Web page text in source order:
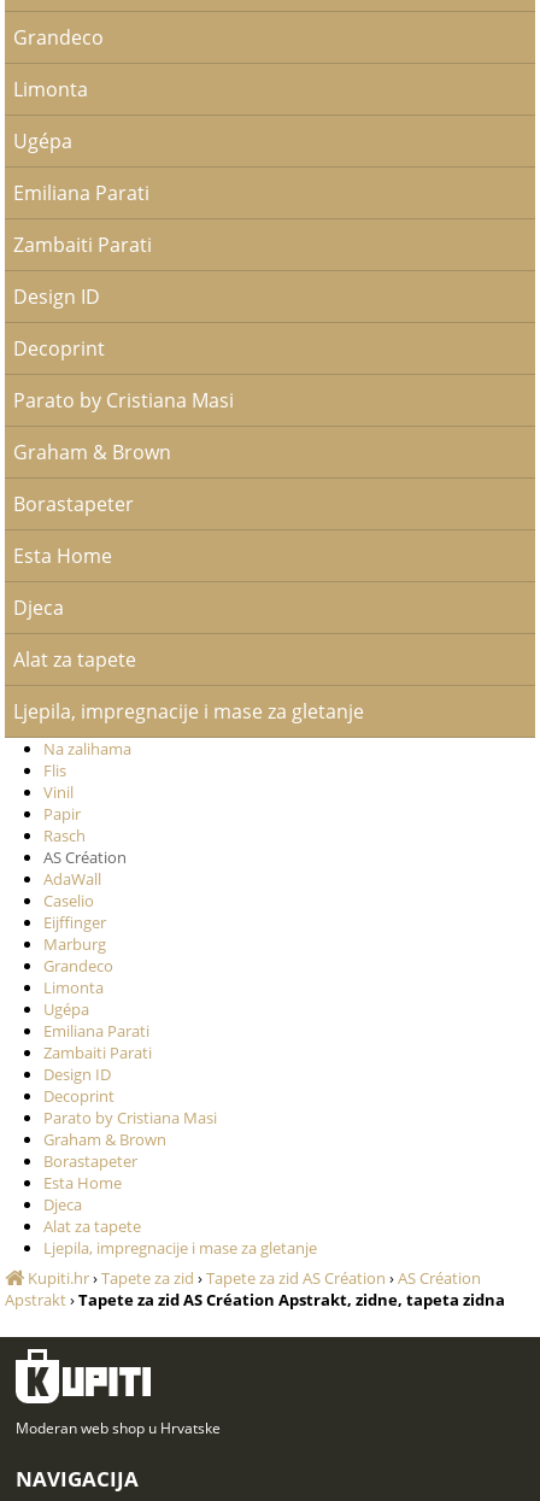
Grandeco
Limonta
Ugépa
Emiliana Parati
Zambaiti Parati
Design ID
Decoprint
Parato by Cristiana Masi
Graham & Brown
Borastapeter
Esta Home
Djeca
Alat za tapete
Ljepila, impregnacije i mase za gletanje
Na zalihama
Flis
Vinil
Papir
Rasch
AS Création
AdaWall
Caselio
Eijffinger
Marburg
Grandeco
Limonta
Ugépa
Emiliana Parati
Zambaiti Parati
Design ID
Decoprint
Parato by Cristiana Masi
Graham & Brown
Borastapeter
Esta Home
Djeca
Alat za tapete
Ljepila, impregnacije i mase za gletanje
Kupiti.hr›Tapete za zid ›Tapete za zid AS Création ›AS Création
Apstrakt›Tapete za zid AS Création Apstrakt, zidne, tapeta zidna
Moderan web shop u Hrvatske
NAVIGACIJA